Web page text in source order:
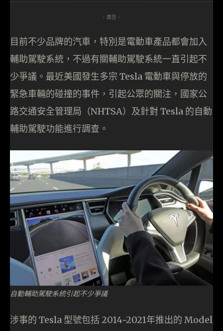
- 廣告 -
目前不少品牌的汽車，特別是電動車產品都會加入
輔助駕駛系統，不過有關輔助駕駛系統一直引起不
少爭議。最近美國發生多宗 Tesla 電動車與停放的
緊急車輛的碰撞的事件，引起公眾的關注，國家公
路交通安全管理局（NHTSA）及針對 Tesla 的自動
輔助駕駛功能進行調查。
自動輔助駕駛系統引起不少爭議
涉事的 Tesla 型號包括 2014~2021年推出的 Model